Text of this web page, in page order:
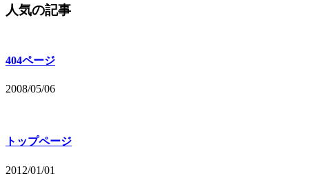
人気の記事
404ページ
2008/05/06
トップページ
2012/01/01